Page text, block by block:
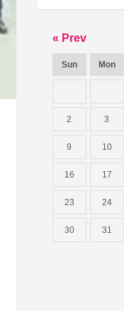
« Prev
Sun Mon
2 3
9 10
16 17
23 24
30 31